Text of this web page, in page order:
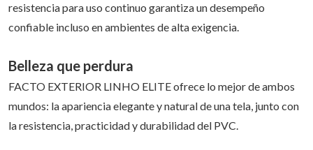
resistencia para uso continuo garantiza un desempeño
confiable incluso en ambientes de alta exigencia.
Belleza que perdura
FACTO EXTERIOR LINHO ELITE ofrece lo mejor de ambos
mundos: la apariencia elegante y natural de una tela, junto con
la resistencia, practicidad y durabilidad del PVC.